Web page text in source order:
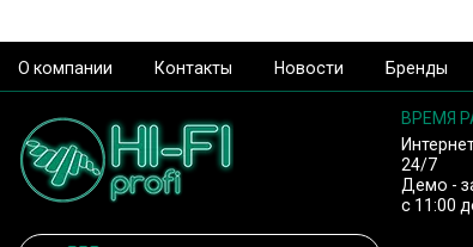
О компании Контакты Новости Бренды
ВРЕМЯ
24/7
Демо -
с 11:00